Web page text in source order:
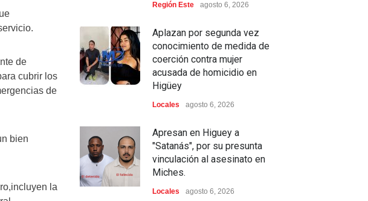
de
cubrir los
de
bien
la
Región Este agosto 6, 2026
Aplazan por segunda vez
conocimiento de medida de
coerción contra mujer
acusada de homicidio en
Higüey
Locales agosto 6, 2026
Apresan en Higuey a
"Satanás", por su presunta
vinculación al asesinato en
Miches.
Locales agosto 6, 2026